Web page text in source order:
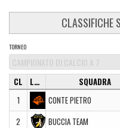
TORNEO
CL LOGO SQUADRA
1
CONTE PIETRO
2
BUCCIA TEAM